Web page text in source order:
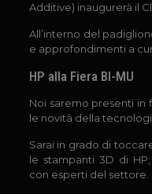
Additive) inaugurerà il
All’interno del
e approfondimenti a
HP alla Fiera BI-MU
Noi saremo presenti in
le novità della
Sarai in grado di
le stampanti 3D di
con esperti del settore.